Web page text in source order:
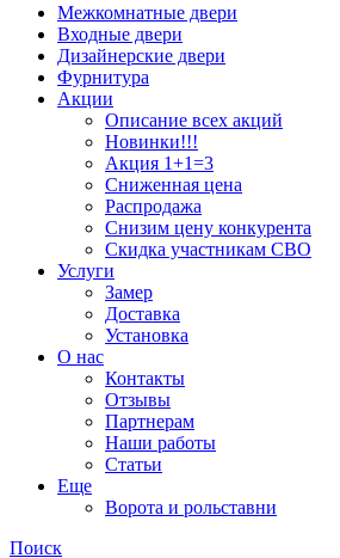
Межкомнатные двери
Входные двери
Дизайнерские двери
Фурнитура
Акции
Описание всех акций
Новинки!!!
Акция 1+1=3
Сниженная цена
Распродажа
Снизим цену конкурента
Скидка участникам СВО
Услуги
Замер
Доставка
Установка
О нас
Контакты
Отзывы
Партнерам
Наши работы
Статьи
Еще
Ворота и рольставни
Поиск